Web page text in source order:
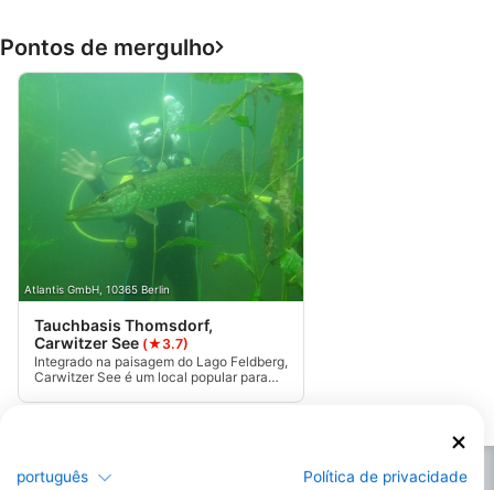
Pontos de mergulho
Atlantis GmbH, 10365 Berlin
Tauchbasis Thomsdorf,
Carwitzer See (★3.7)
Integrado na paisagem do Lago Feldberg,
Carwitzer See é um local popular para
Localizado na margem da Região dos
português Política de privacidade